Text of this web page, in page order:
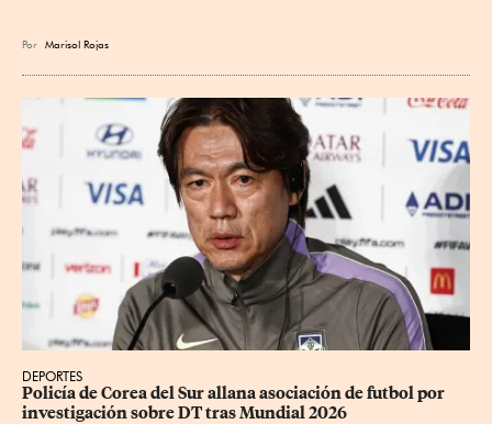
Por Marisol Rojas
DEPORTES
Policía de Corea del Sur allana asociación de futbol por
investigación sobre DT tras Mundial 2026